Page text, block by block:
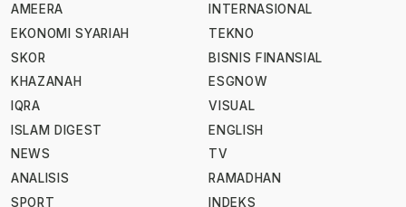
AMEERA
EKONOMI SYARIAH
SKOR
KHAZANAH
IQRA
ISLAM DIGEST
NEWS
ANALISIS
SPORT
INTERNASIONAL
TEKNO
BISNIS FINANSIAL
ESGNOW
VISUAL
ENGLISH
TV
RAMADHAN
INDEKS